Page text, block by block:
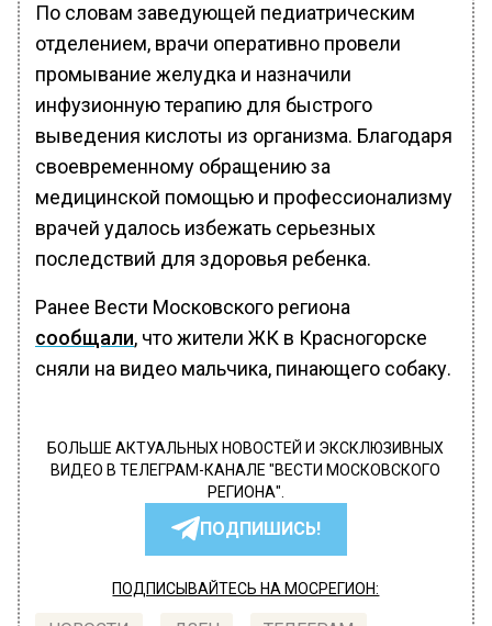
По словам заведующей педиатрическим
отделением, врачи оперативно провели
промывание желудка и назначили
инфузионную терапию для быстрого
выведения кислоты из организма. Благодаря
своевременному обращению за
медицинской помощью и профессионализму
врачей удалось избежать серьезных
последствий для здоровья ребенка.
Ранее Вести Московского региона
сообщали, что жители ЖК в Красногорске
сняли на видео мальчика, пинающего собаку.
БОЛЬШЕ АКТУАЛЬНЫХ НОВОСТЕЙ И ЭКСКЛЮЗИВНЫХ
ВИДЕО В ТЕЛЕГРАМ-КАНАЛЕ "ВЕСТИ МОСКОВСКОГО
РЕГИОНА".
ПОДПИШИСЬ!
ПОДПИСЫВАЙТЕСЬ НА МОСРЕГИОН: